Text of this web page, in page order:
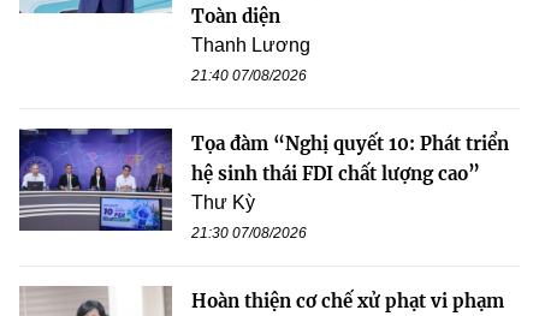
Toàn diện
Thanh Lương
21:40 07/08/2026
Tọa đàm “Nghị quyết 10: Phát triển
hệ sinh thái FDI chất lượng cao”
Thư Kỳ
21:30 07/08/2026
Hoàn thiện cơ chế xử phạt vi phạm